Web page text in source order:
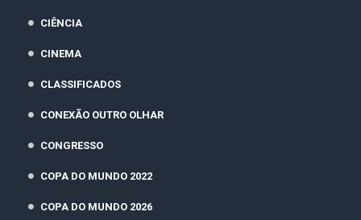
CIÊNCIA
CINEMA
CLASSIFICADOS
CONEXÃO OUTRO OLHAR
CONGRESSO
COPA DO MUNDO 2022
COPA DO MUNDO 2026